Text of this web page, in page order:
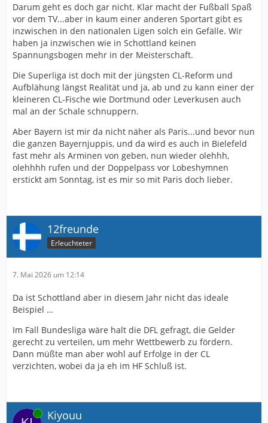
Ribery und Robben für einige Zeit Ihre Positionen
getauscht oder haben gemeinsam eine Seite komplett
überlagert.
Da kam gestern ja so gar nichts wirklich, was vielleicht
Und vielleicht muss man dann auch für den ganz
großen Erfolg doch mehr Wert auf die Defensive legen.
Bayern hat in der Bundesliga 1,06 Gegentore pro Spiel
ist und dann fallen eben noch so frühe Gegentore wie
gegen Real und gestern PSG.
Aber da wird Bayern ja problemlos nachjustieren
können.
Darum geht es doch gar nicht. Klar macht der Fußball Spaß
vor dem TV...aber in kaum einer anderen Sportart gibt es
inzwischen in den nationalen Ligen solch ein Gefälle. Wir
haben ja inzwischen wie in Schottland keinen
Spannungsbogen mehr in der Meisterschaft.
Die Superliga ist doch mit der jüngsten CL-Reform und
Aufblähung längst Realität und ja, ab und zu kann einer der
kleineren CL-Fische wie Dortmund oder Leverkusen auch
mal an der Schale schnuppern.
Aber Bayern ist mir da nicht näher als Paris...und bevor nun
die ganzen Bayernjuppis, und da wird es auch in Bielefeld
fast mehr als Arminen von geben, nun wieder olehhh,
olehhhh rufen und der Doppelpass vor Lobeshymnen
erstickt am Sonntag, ist es mir so mit Paris doch lieber.
12freunde
Erleuchteter
7. Mai 2026 um 12:14
Da ist Schottland aber in diesem Jahr nicht das ideale
Beispiel …
Im Fall Bundesliga wäre halt die DFL gefragt, die Gelder
gerecht zu verteilen, um mehr Wettbewerb zu fördern.
Dann müßte man aber wohl auf Erfolge in der CL
verzichten, wobei da ja eh im HF Schluß ist.
Online Kiyouu